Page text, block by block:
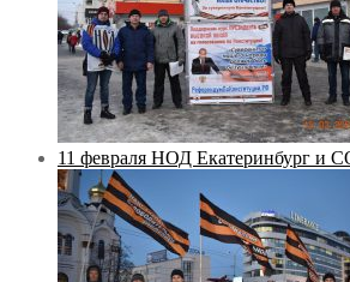
11 февраля НОД Екатеринбург и